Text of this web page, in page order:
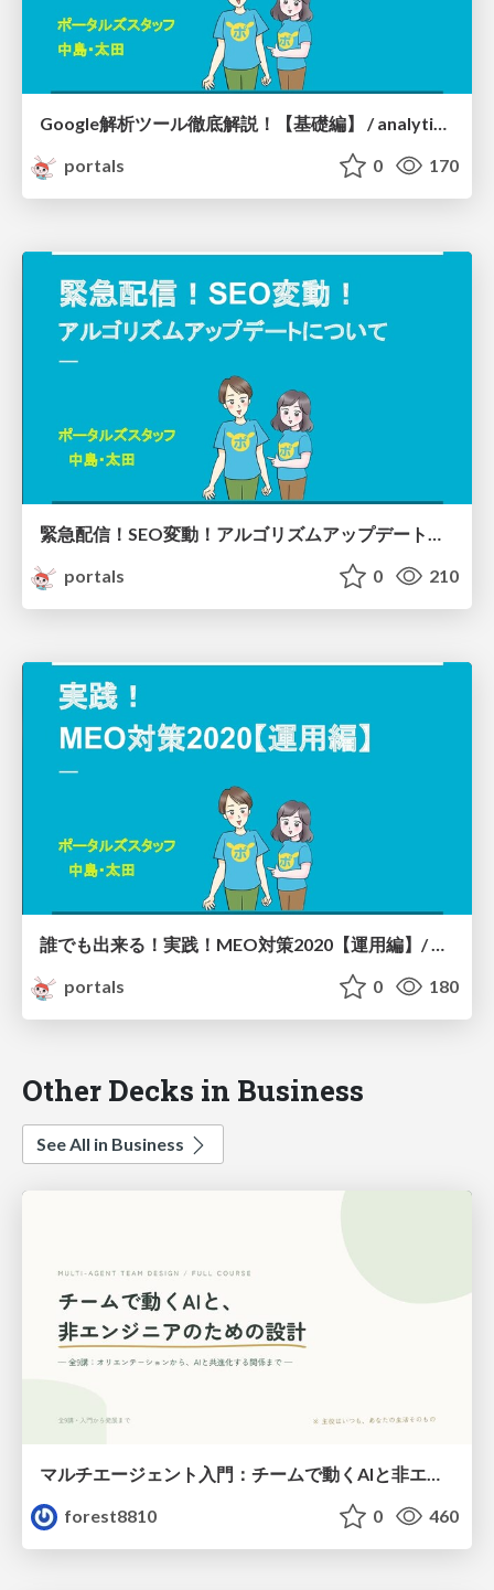
portals
0 170
緊急配信！SEO変動！アルゴリズムアップデートについて /SEO3
portals
0 210
誰でも出来る！実践！MEO対策2020【運用編】/ MEO Part3
portals
0 180
Other Decks in Business
See All in Business
forest8810
0 460